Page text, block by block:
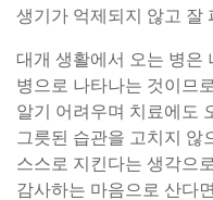
생기가 억제되지 않고 잘
대개 생활에서 오는 병은
병으로 나타나는 것이므
알기 어려우며 치료에도
그릇된 습관을 고치지 않
스스로 지킨다는 생각으
감사하는 마음으로 산다